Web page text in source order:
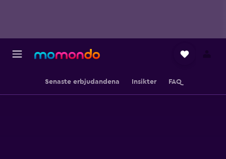
Senaste erbjudandena Insikter FAQ